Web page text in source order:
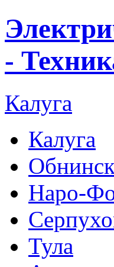
-
Калуга
Калуга
Обнинск
Наро-
Тула